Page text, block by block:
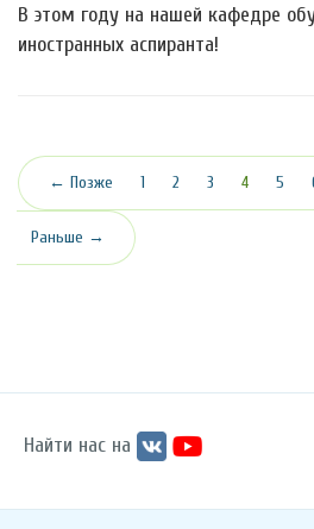
В этом году на нашей кафедре
иностранных аспиранта!
← Позже 1 2 3 4(текущая)
5
Раньше →
Найти нас на